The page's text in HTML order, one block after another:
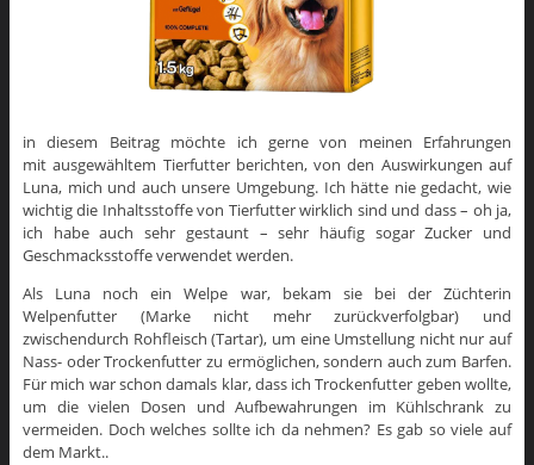
in diesem Beitrag möchte ich gerne von meinen Erfahrungen
mit ausgewähltem Tierfutter berichten, von den Auswirkungen auf
Luna, mich und auch unsere Umgebung. Ich hätte nie gedacht, wie
wichtig die Inhaltsstoffe von Tierfutter wirklich sind und dass – oh ja,
ich habe auch sehr gestaunt – sehr häufig sogar Zucker und
Geschmacksstoffe verwendet werden.
Als Luna noch ein Welpe war, bekam sie bei der Züchterin
Welpenfutter (Marke nicht mehr zurückverfolgbar) und
zwischendurch Rohfleisch (Tartar), um eine Umstellung nicht nur auf
Nass- oder Trockenfutter zu ermöglichen, sondern auch zum Barfen.
Für mich war schon damals klar, dass ich Trockenfutter geben wollte,
um die vielen Dosen und Aufbewahrungen im Kühlschrank zu
vermeiden. Doch welches sollte ich da nehmen? Es gab so viele auf
dem Markt..